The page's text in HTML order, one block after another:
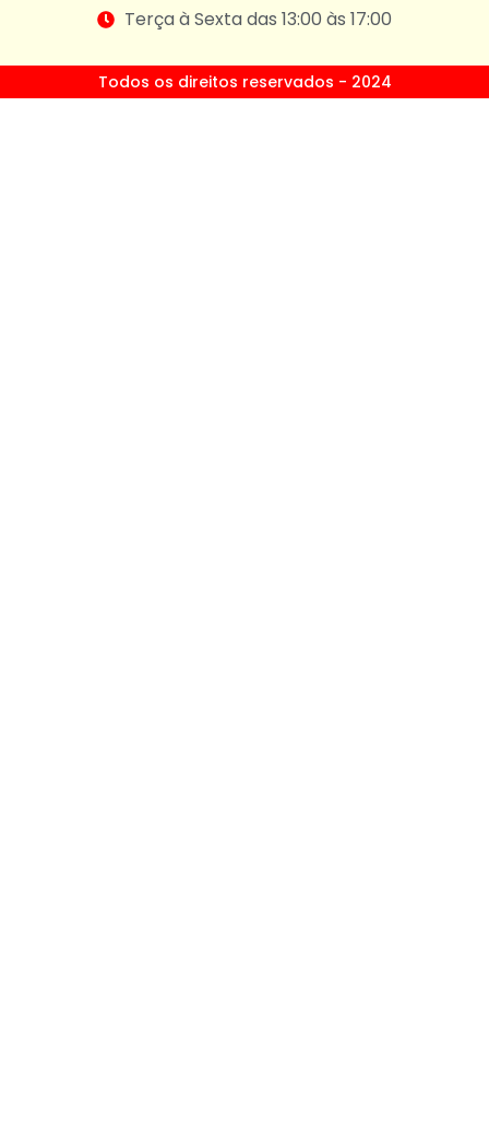
Terça à Sexta das 13:00 às 17:00
Todos os direitos reservados - 2024